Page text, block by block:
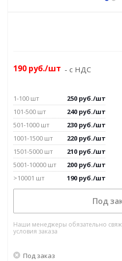
190 руб./шт - с НДС
1-100 шт 250 руб./шт
101-500 шт
240 руб./шт
501-1000 шт
230 руб./шт
1001-1500 шт
220 руб./шт
1501-5000 шт
210 руб./шт
5001-10000 шт
200 руб./шт
>10001 шт
190 руб./шт
Под
Наши менеджеры обязательно
условия заказа
Под заказ